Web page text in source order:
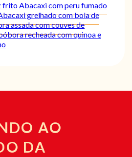
fritoAbacaxi com peru fumado
grelhado com bola de
assada com couves de
recheada com quinoa e
AO
DA